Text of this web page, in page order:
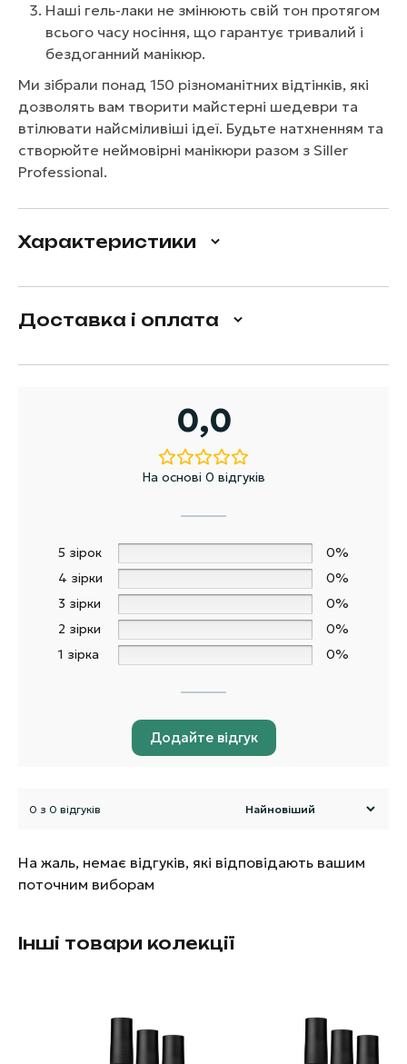
Наші гель-лаки не змінюють свій тон протягом
всього часу носіння, що гарантує тривалий і
бездоганний манікюр.
Ми зібрали понад 150 різноманітних відтінків, які
дозволять вам творити майстерні шедеври та
втілювати найсміливіші ідеї. Будьте натхненням та
створюйте неймовірні манікюри разом з Siller
Professional.
Характеристики
Доставка і оплата
0,0
На основі 0 відгуків
5 зірок
0%
4 зірки
0%
3 зірки
0%
2 зірки
0%
1 зірка
0%
Додайте відгук
0 з 0 відгуків
На жаль, немає відгуків, які відповідають вашим
поточним виборам
Інші товари колекції